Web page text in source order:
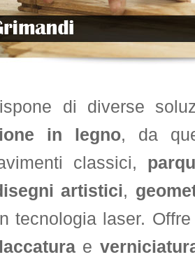
di diverse
in legno, da
classici,
artistici,
tecnologia laser.
laccatura e